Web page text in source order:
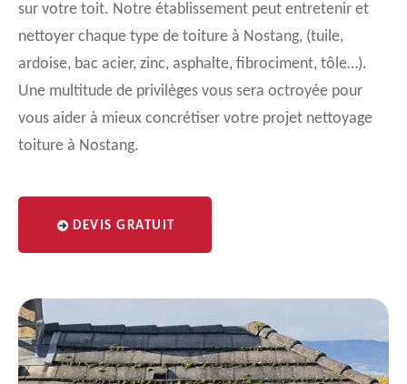
sur votre toit. Notre établissement peut entretenir et
nettoyer chaque type de toiture à Nostang, (tuile,
ardoise, bac acier, zinc, asphalte, fibrociment, tôle…).
Une multitude de privilèges vous sera octroyée pour
vous aider à mieux concrétiser votre projet nettoyage
toiture à Nostang.
DEVIS GRATUIT